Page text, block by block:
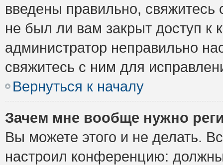
введены правильно,
не был ли вам закрыт доступ к
администратор неправильно
свяжитесь с ним для
Вернуться к началу
Зачем мне вообще нужно
Вы можете этого и не делать.
настроил конференцию: